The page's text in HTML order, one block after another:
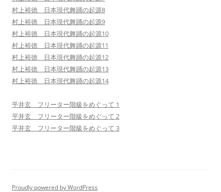
村上裕徳 日本現代舞踊の起源8
村上裕徳 日本現代舞踊の起源9
村上裕徳 日本現代舞踊の起源10
村上裕徳 日本現代舞踊の起源11
村上裕徳 日本現代舞踊の起源12
村上裕徳 日本現代舞踊の起源13
村上裕徳 日本現代舞踊の起源14
平井玄 フリーター階級をめぐって 1
平井玄 フリーター階級をめぐって 2
平井玄 フリーター階級をめぐって 3
Proudly powered by WordPress